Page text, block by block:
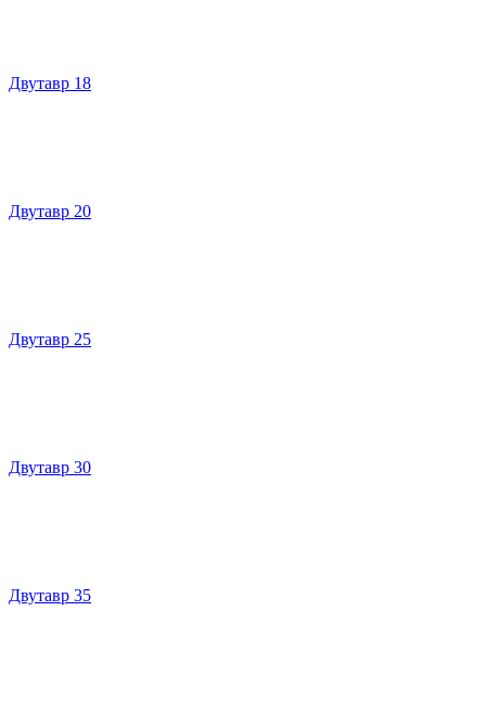
Двутавр 18
Двутавр 20
Двутавр 25
Двутавр 30
Двутавр 35